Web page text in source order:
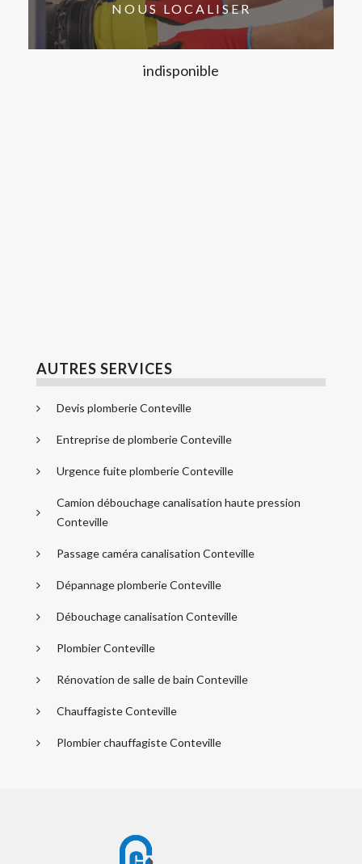
NOUS LOCALISER
indisponible
AUTRES SERVICES
Devis plomberie Conteville
Entreprise de plomberie Conteville
Urgence fuite plomberie Conteville
Camion débouchage canalisation haute pression
Conteville
Passage caméra canalisation Conteville
Dépannage plomberie Conteville
Débouchage canalisation Conteville
Plombier Conteville
Rénovation de salle de bain Conteville
Chauffagiste Conteville
Plombier chauffagiste Conteville